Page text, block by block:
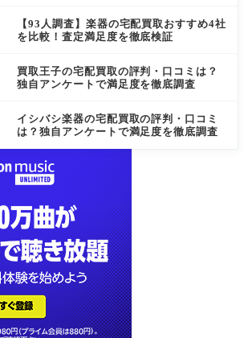
【93人調査】楽器の宅配買取おすすめ4社
を比較！査定満足度を徹底検証
買取王子の宅配買取の評判・口コミは？
独自アンケートで満足度を徹底調査
イシバシ楽器の宅配買取の評判・口コミ
は？独自アンケートで満足度を徹底調査